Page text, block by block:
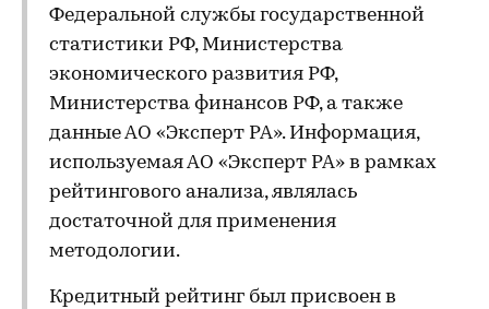
Федеральной службы государственной
статистики РФ, Министерства
экономического развития РФ,
Министерства финансов РФ, а также
данные АО «Эксперт РА». Информация,
используемая АО «Эксперт РА» в рамках
рейтингового анализа, являлась
достаточной для применения
методологии.
Кредитный рейтинг был присвоен в